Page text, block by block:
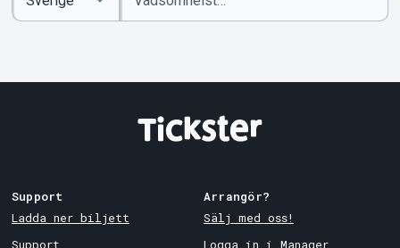
sökord
Country
Support
Ladda ner biljett
Support
Arrangör?
Sälj med oss!
Logga in i Manager